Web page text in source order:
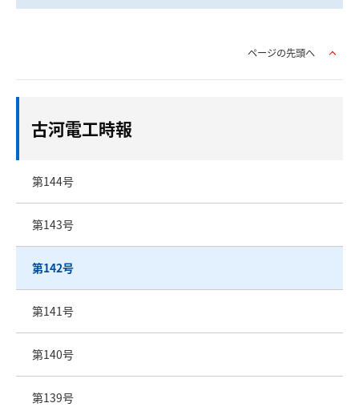
ページの先頭へ
古河電工時報
第144号
第143号
第142号
第141号
第140号
第139号